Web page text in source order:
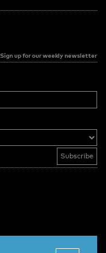
Sign up for our weekly newsletter